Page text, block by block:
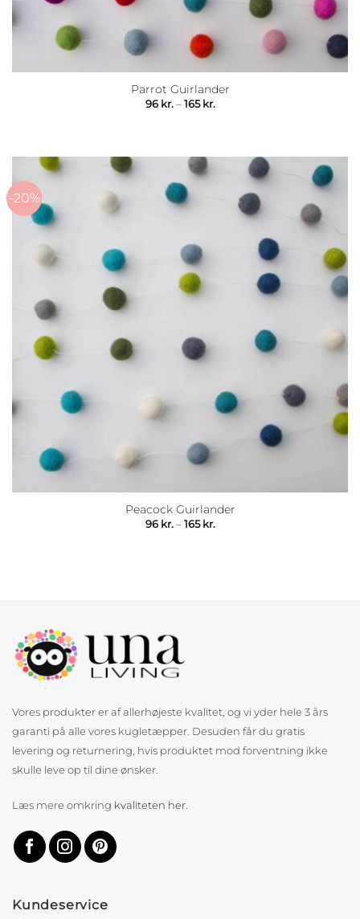
Parrot Guirlander
96 kr. – 165kr.
-20%
Peacock Guirlander
96 kr. – 165kr.Prisinterval:
Vores produkter er af allerhøjeste kvalitet, og vi yder hele 3 års
garanti på alle vores kugletæpper. Desuden får du gratis
levering og returnering, hvis produktet mod forventning ikke
skulle leve op til dine ønsker.
Læs mere omkring kvaliteten her.
Kundeservice